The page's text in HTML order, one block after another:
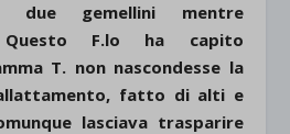
due gemellini mentre
Questo F.lo ha capito
T. non nascondesse la
fatto di alti e
lasciava trasparire